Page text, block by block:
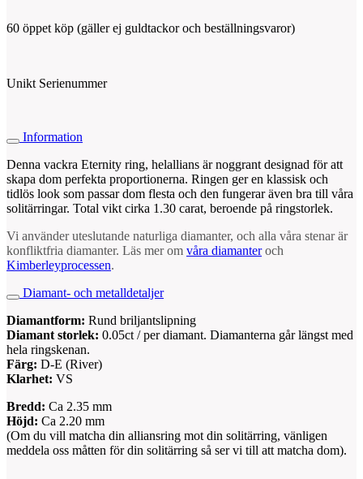
60 öppet köp (gäller ej guldtackor och beställningsvaror)
Unikt Serienummer
Information
Denna vackra Eternity ring, helallians är noggrant designad för att
skapa dom perfekta proportionerna. Ringen ger en klassisk och
tidlös look som passar dom flesta och den fungerar även bra till våra
solitärringar. Total vikt cirka 1.30 carat, beroende på ringstorlek.
Vi använder uteslutande naturliga diamanter, och alla våra stenar är
konfliktfria diamanter. Läs mer om våra diamanteroch
Kimberleyprocessen.
Diamant- och metalldetaljer
Diamantform: Rund briljantslipning
Diamant storlek: 0.05ct / per diamant. Diamanterna går längst med
hela ringskenan.
Färg: D-E (River)
Klarhet: VS
Bredd: Ca 2.35 mm
Höjd: Ca 2.20 mm
(Om du vill matcha din alliansring mot din solitärring, vänligen
meddela oss måtten för din solitärring så ser vi till att matcha dom).